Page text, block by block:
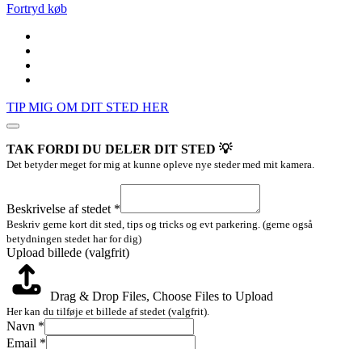
Fortryd køb
TIP MIG OM DIT STED HER
TAK FORDI DU DELER DIT STED 💡
Det betyder meget for mig at kunne opleve nye steder med mit kamera.
Email
Upload
Beskrivelse af stedet *
Beskriv gerne kort dit sted, tips og tricks og evt parkering. (gerne også
betydningen stedet har for dig)
Upload billede (valgfrit)
Drag & Drop Files, Choose Files to Upload
Her kan du tilføje et billede af stedet (valgfrit).
Navn *
Email *